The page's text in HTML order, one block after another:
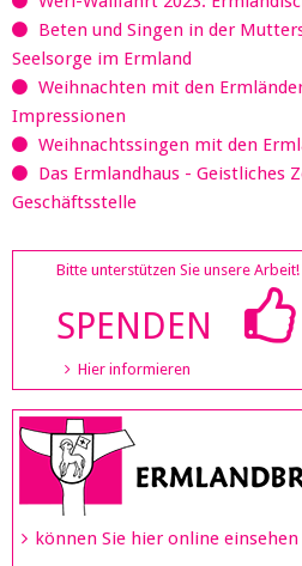
Beten und Singen in der
Seelsorge im Ermland
Weihnachten mit den
Impressionen
Weihnachtssingen mit den
Das Ermlandhaus - Geistliches
Geschäftsstelle
Bitte unterstützen Sie unsere Arbeit!
SPENDEN
Hier informieren
können Sie hier online einsehen